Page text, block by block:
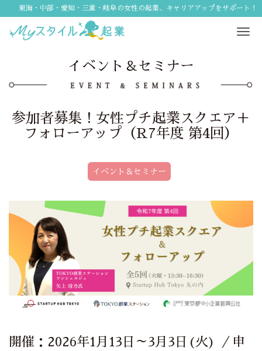
東海・中部・愛知・三重・岐阜の女性の起業、キャリアアップをサポート！
イベント＆セミナー
参加者募集！女性プチ起業スクエア＋
フォローアップ（R7年度 第4回）
イベント＆セミナー
開催：2026年1月13日～3月3日(火) ／申